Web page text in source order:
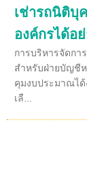
เช่ารถนิติบุ
องค์กรได้อย่
การบริหารจัดกา
สำหรับฝ่ายบัญชีห
คุมงบประมาณได้
เลื...